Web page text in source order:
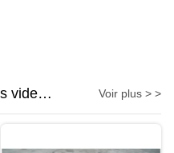
vide
Voir plus > >